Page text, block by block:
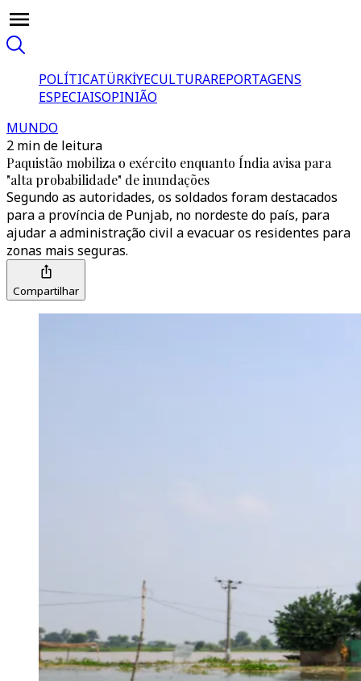
POLÍTICATÜRKİYECULTURAREPORTAGENS
ESPECIAISOPINIÃO
MUNDO
2 min de leitura
Paquistão mobiliza o exército enquanto Índia avisa para
"alta probabilidade" de inundações
Segundo as autoridades, os soldados foram destacados
para a província de Punjab, no nordeste do país, para
ajudar a administração civil a evacuar os residentes para
zonas mais seguras.
Compartilhar